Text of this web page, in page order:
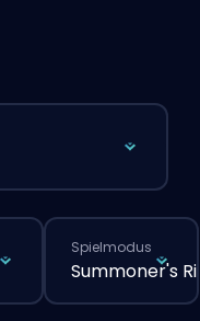
Spielmodus
Summoner's Rift